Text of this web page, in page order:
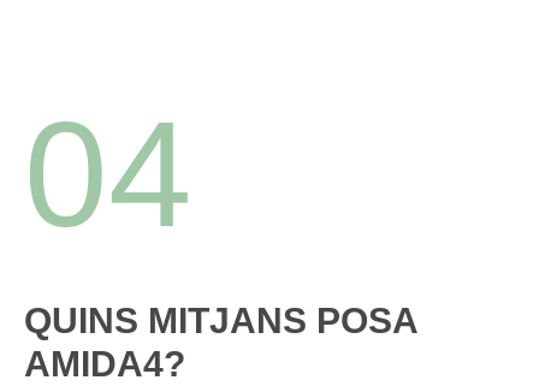
04
QUINS MITJANS POSA
AMIDA4?